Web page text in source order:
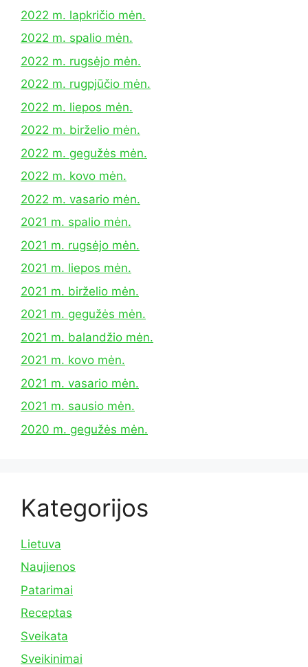
2022 m. lapkričio mėn.
2022 m. spalio mėn.
2022 m. rugsėjo mėn.
2022 m. rugpjūčio mėn.
2022 m. liepos mėn.
2022 m. birželio mėn.
2022 m. gegužės mėn.
2022 m. kovo mėn.
2022 m. vasario mėn.
2021 m. spalio mėn.
2021 m. rugsėjo mėn.
2021 m. liepos mėn.
2021 m. birželio mėn.
2021 m. gegužės mėn.
2021 m. balandžio mėn.
2021 m. kovo mėn.
2021 m. vasario mėn.
2021 m. sausio mėn.
2020 m. gegužės mėn.
Kategorijos
Lietuva
Naujienos
Patarimai
Receptas
Sveikata
Sveikinimai